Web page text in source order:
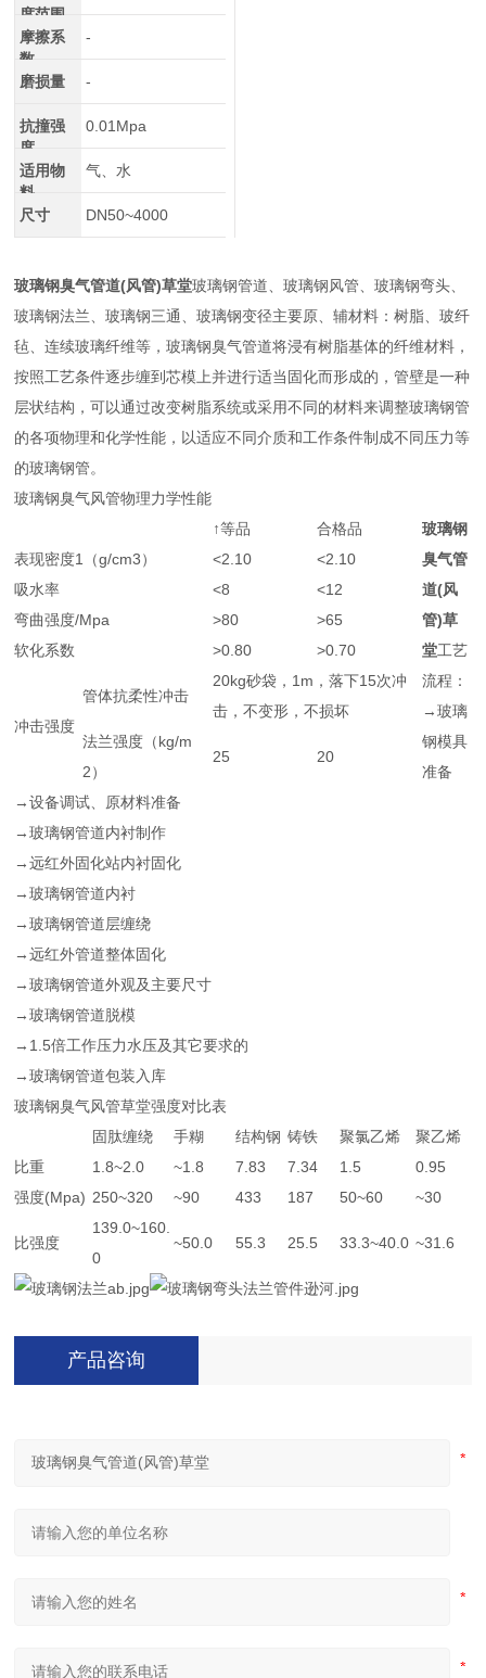
度范围
摩擦系
数
-
磨损量 -
抗撞强
度
0.01Mpa
适用物
料
气、水
尺寸 DN50~4000
玻璃钢臭气管道(风管)草堂玻璃钢管道、玻璃钢风管、玻璃钢弯头、
玻璃钢法兰、玻璃钢三通、玻璃钢变径主要原、辅材料：树脂、玻纤
毡、连续玻璃纤维等，玻璃钢臭气管道将浸有树脂基体的纤维材料，
按照工艺条件逐步缠到芯模上并进行适当固化而形成的，管壁是一种
层状结构，可以通过改变树脂系统或采用不同的材料来调整玻璃钢管
的各项物理和化学性能，以适应不同介质和工作条件制成不同压力等
的玻璃钢管。
玻璃钢臭气风管物理力学性能
↑等品
合格品
表现密度1（g/cm3） <2.10
<2.10
吸水率
<8
<12
弯曲强度/Mpa
>80
>65
软化系数
>0.80 >0.70
冲击强度
管体抗柔性冲击
20kg砂袋，1m，落下15次冲
击，不变形，不损坏
法兰强度（kg/m
2）
25 20
玻璃钢
臭气管
道(风
管)草
堂工艺
流程：
→玻璃
钢模具
准备
→设备调试、原材料准备
→玻璃钢管道内衬制作
→远红外固化站内衬固化
→玻璃钢管道内衬
→玻璃钢管道层缠绕
→远红外管道整体固化
→玻璃钢管道外观及主要尺寸
→玻璃钢管道脱模
→1.5倍工作压力水压及其它要求的
→玻璃钢管道包装入库
玻璃钢臭气风管草堂强度对比表
固肽缠绕
手糊 结构钢 铸铁 聚氯乙烯
聚乙烯
比重
1.8~2.0 ~1.8 7.83 7.34 1.5
0.95
强度(Mpa) 250~320 ~90 433 187 50~60 ~30
比强度
139.0~160.
0
~50.0 55.3 25.5 33.3~40.0 ~31.6
产品咨询